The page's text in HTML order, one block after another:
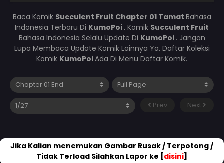
Baca Komik Succulent Fruit Chapter 01 Tamat Bahasa
Indonesia Terbaru Di KumoPoi . Komik Succulent Fruit
Bahasa Indonesia Selalu Update Di KumoPoi . Jangan
Lupa Membaca Update Komik Lainnya Ya. Daftar Koleksi
Komik KumoPoiAda Di Menu Daftar Komik.
Prev Next
Jika Kalian menemukan Gambar Rusak / Terpotong /
Tidak Terload Silahkan Lapor ke [disini]